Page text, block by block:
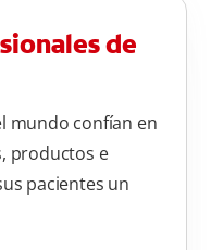
de
mundo confían en
productos e
pacientes un